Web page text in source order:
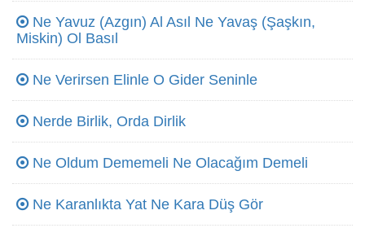
Ne Yavuz (Azgın) Al Asıl Ne Yavaş (Şaşkın,
Miskin) Ol Basıl
Ne Verirsen Elinle O Gider Seninle
Nerde Birlik, Orda Dirlik
Ne Oldum Dememeli Ne Olacağım Demeli
Ne Karanlıkta Yat Ne Kara Düş Gör